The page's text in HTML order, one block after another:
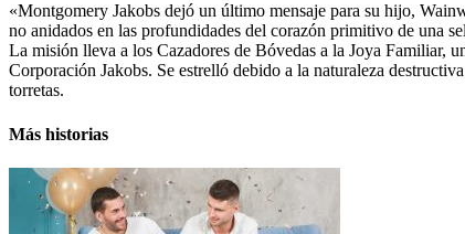
«Montgomery Jakobs dejó un último mensaje para su hijo,
no anidados en las profundidades del corazón primitivo de una
La misión lleva a los Cazadores de Bóvedas a la Joya Familiar,
Corporación Jakobs. Se estrelló debido a la naturaleza
torretas.
Más historias